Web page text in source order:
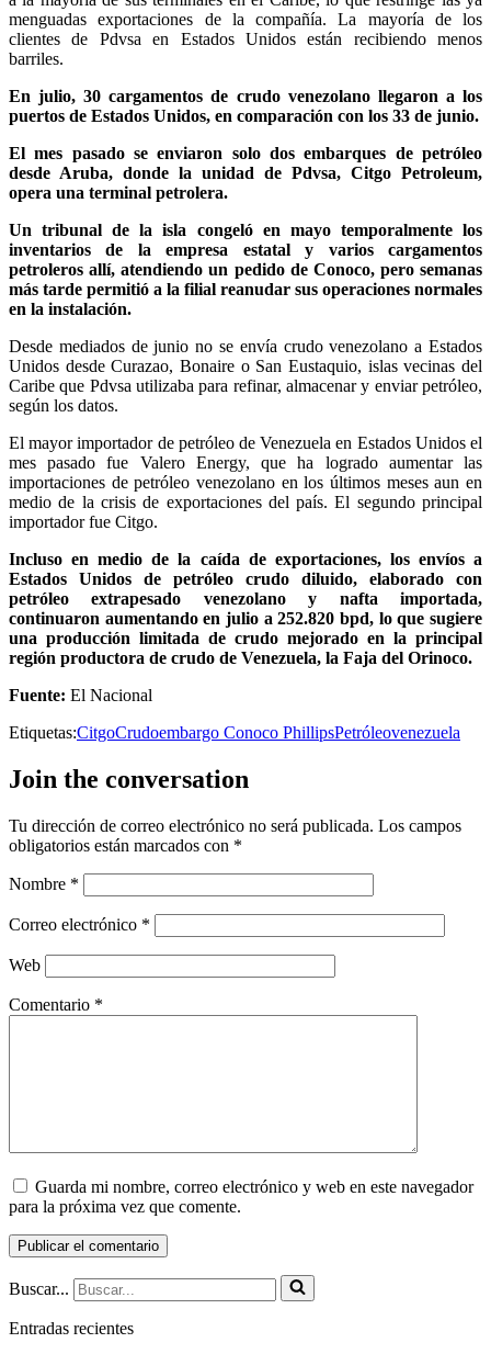
menguadas exportaciones de la compañía. La mayoría de los
clientes de Pdvsa en Estados Unidos están recibiendo menos
barriles.
En julio, 30 cargamentos de crudo venezolano llegaron a los
puertos de Estados Unidos, en comparación con los 33 de junio.
El mes pasado se enviaron solo dos embarques de petróleo
desde Aruba, donde la unidad de Pdvsa, Citgo Petroleum,
opera una terminal petrolera.
Un tribunal de la isla congeló en mayo temporalmente los
inventarios de la empresa estatal y varios cargamentos
petroleros allí, atendiendo un pedido de Conoco, pero semanas
más tarde permitió a la filial reanudar sus operaciones normales
en la instalación.
Desde mediados de junio no se envía crudo venezolano a Estados
Unidos desde Curazao, Bonaire o San Eustaquio, islas vecinas del
Caribe que Pdvsa utilizaba para refinar, almacenar y enviar petróleo,
según los datos.
El mayor importador de petróleo de Venezuela en Estados Unidos el
mes pasado fue Valero Energy, que ha logrado aumentar las
importaciones de petróleo venezolano en los últimos meses aun en
medio de la crisis de exportaciones del país. El segundo principal
importador fue Citgo.
Incluso en medio de la caída de exportaciones, los envíos a
Estados Unidos de petróleo crudo diluido, elaborado con
petróleo extrapesado venezolano y nafta importada,
continuaron aumentando en julio a 252.820 bpd, lo que sugiere
una producción limitada de crudo mejorado en la principal
región productora de crudo de Venezuela, la Faja del Orinoco.
Fuente: El Nacional
Etiquetas:CitgoCrudoembargo Conoco PhillipsPetróleovenezuela
Join the conversation
Tu dirección de correo electrónico no será publicada. Los campos
obligatorios están marcados con *
Nombre *
Correo electrónico *
Web
Comentario *
Guarda mi nombre, correo electrónico y web en este navegador
para la próxima vez que comente.
Buscar...
Entradas recientes